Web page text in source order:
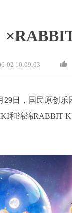
02 10:09:03
日，国民原创
和绵绵RABBIT